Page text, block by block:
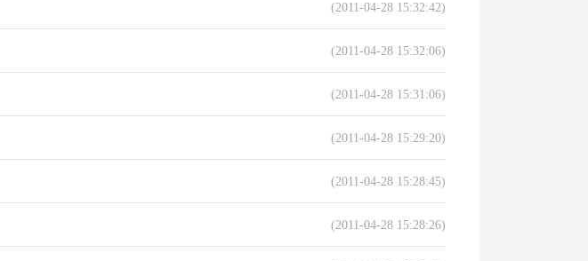
(2011-04-28 15:32:42)
(2011-04-28 15:32:06)
(2011-04-28 15:31:06)
(2011-04-28 15:29:20)
(2011-04-28 15:28:45)
(2011-04-28 15:28:26)